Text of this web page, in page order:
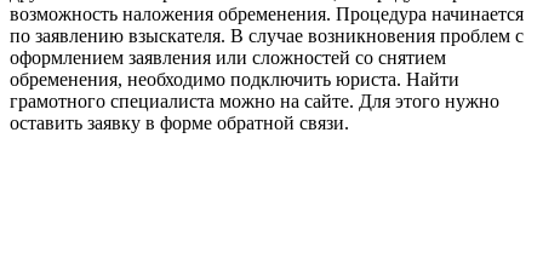
возможность наложения обременения. Процедура начинается
по заявлению взыскателя. В случае возникновения проблем с
оформлением заявления или сложностей со снятием
обременения, необходимо подключить юриста. Найти
грамотного специалиста можно на сайте. Для этого нужно
оставить заявку в форме обратной связи.